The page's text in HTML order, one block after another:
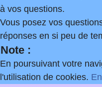
à vos questions.
Vous posez vos
réponses en si peu de
Note :
En poursuivant votre
l'utilisation de cookies.